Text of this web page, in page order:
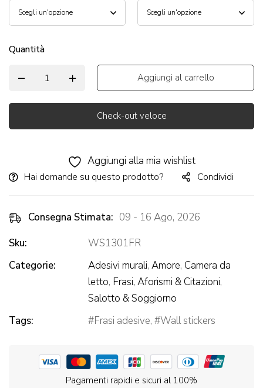
Quantità
Aggiungi al carrello
Check-out veloce
Aggiungi alla mia wishlist
Hai domande su questo prodotto? Condividi
Consegna Stimata: 09 - 16 Ago, 2026
Sku:
WS1301FR
Categorie:
Adesivi murali, Amore, Camera da
letto, Frasi, Aforismi & Citazioni,
Salotto & Soggiorno
Tags:
Frasi adesive, Wall stickers
Pagamenti rapidi e sicuri al 100%